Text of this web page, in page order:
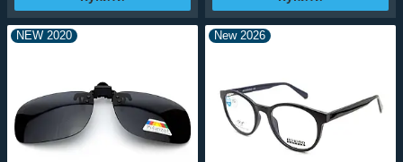
NEW 2020 New 2026